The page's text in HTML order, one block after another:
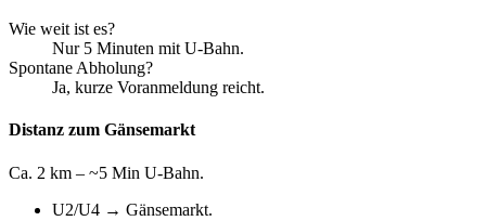
Wie weit ist es?
Nur 5 Minuten mit U-Bahn.
Spontane Abholung?
Ja, kurze Voranmeldung reicht.
Distanz zum Gänsemarkt
Ca. 2 km – ~5 Min U-Bahn.
U2/U4 → Gänsemarkt.